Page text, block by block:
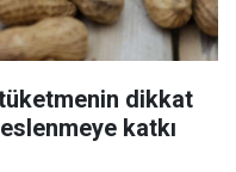
tüketmenin dikkat
katkı